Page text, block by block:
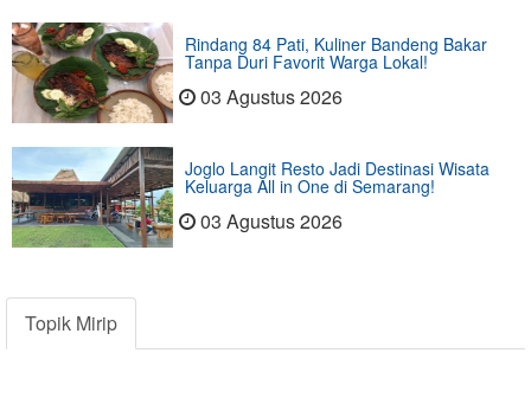
Rindang 84 Pati, Kuliner Bandeng Bakar
Tanpa Duri Favorit Warga Lokal!
03 Agustus 2026
Joglo Langit Resto Jadi Destinasi Wisata
Keluarga All in One di Semarang!
03 Agustus 2026
Topik Mirip